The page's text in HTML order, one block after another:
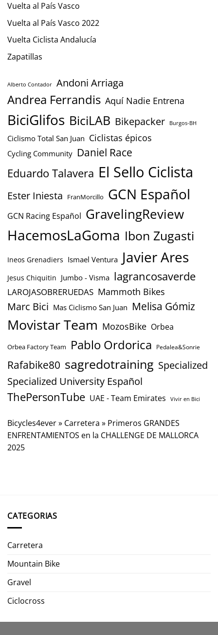
Vuelta al País Vasco
Vuelta al País Vasco 2022
Vuelta Ciclista Andalucía
Zapatillas
Alberto Contador Andoni Arriaga
Andrea Ferrandis Aquí Nadie Entrena
BiciGlifos BiciLAB Bikepacker Burgos-BH
Ciclismo Total San Juan Ciclistas épicos
Cycling Community Daniel Race
Eduardo Talavera El Sello Ciclista
Ester Iniesta FranMorcillo GCN Español
GCN Racing Español GravelingReview
HacemosLaGoma Ibon Zugasti
Ineos Grenadiers Ismael Ventura Javier Ares
Jesus Chiquitin Jumbo - Visma lagrancosaverde
LAROJASOBRERUEDAS Mammoth Bikes
Marc Bici Mas Ciclismo San Juan Melisa Gómiz
Movistar Team MozosBike Orbea
Orbea Factory Team Pablo Ordorica Pedalea&Sonrie
Rafabike80 sagredotraining Specialized
Specialized University Español
ThePersonTube UAE - Team Emirates Vivir en Bici
Bicycles4ever» Carretera » Primeros GRANDES
ENFRENTAMIENTOS en la CHALLENGE DE MALLORCA
2025
CATEGORIAS
Carretera
Mountain Bike
Gravel
Ciclocross